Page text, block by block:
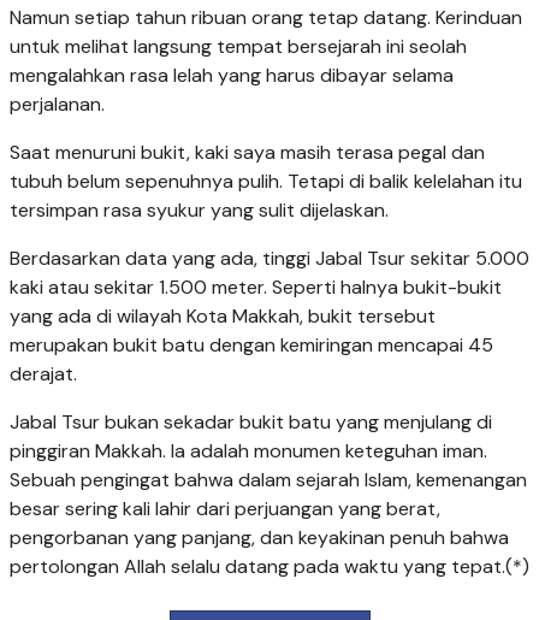
Namun setiap tahun ribuan orang tetap datang. Kerinduan
untuk melihat langsung tempat bersejarah ini seolah
mengalahkan rasa lelah yang harus dibayar selama
perjalanan.
Saat menuruni bukit, kaki saya masih terasa pegal dan
tubuh belum sepenuhnya pulih. Tetapi di balik kelelahan itu
tersimpan rasa syukur yang sulit dijelaskan.
Berdasarkan data yang ada, tinggi Jabal Tsur sekitar 5.000
kaki atau sekitar 1.500 meter. Seperti halnya bukit-bukit
yang ada di wilayah Kota Makkah, bukit tersebut
merupakan bukit batu dengan kemiringan mencapai 45
derajat.
Jabal Tsur bukan sekadar bukit batu yang menjulang di
pinggiran Makkah. Ia adalah monumen keteguhan iman.
Sebuah pengingat bahwa dalam sejarah Islam, kemenangan
besar sering kali lahir dari perjuangan yang berat,
pengorbanan yang panjang, dan keyakinan penuh bahwa
pertolongan Allah selalu datang pada waktu yang tepat.(*)